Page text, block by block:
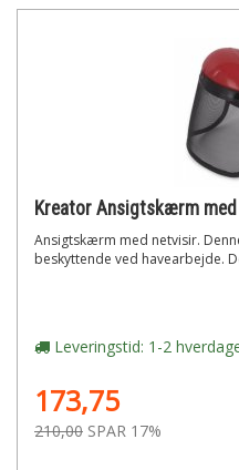
Kreator Ansigtskærm
Ansigtskærm med netvisir.
beskyttende ved havearbejde.
Leveringstid: 1-2
173,75
210,00 SPAR 17%